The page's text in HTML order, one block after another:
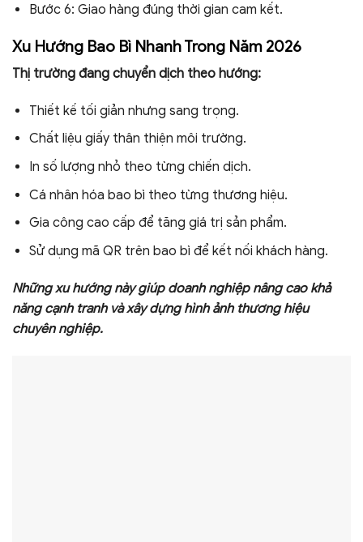
Bước 6: Giao hàng đúng thời gian cam kết.
Xu Hướng Bao Bì Nhanh Trong Năm 2026
Thị trường đang chuyển dịch theo hướng:
Thiết kế tối giản nhưng sang trọng.
Chất liệu giấy thân thiện môi trường.
In số lượng nhỏ theo từng chiến dịch.
Cá nhân hóa bao bì theo từng thương hiệu.
Gia công cao cấp để tăng giá trị sản phẩm.
Sử dụng mã QR trên bao bì để kết nối khách hàng.
Những xu hướng này giúp doanh nghiệp nâng cao khả
năng cạnh tranh và xây dựng hình ảnh thương hiệu
chuyên nghiệp.